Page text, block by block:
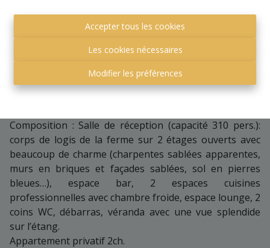
Accepter tous les cookies
Les cookies nécessaires
Modifier les préférences
d’agrandissement), le tout dans une nature boisée et
luxuriante. Vous serez littéralement charmé par cette
magnifique ferme transformée avec goût et dans les
règles de l’art ! Ne tardez pas à venir découvrir ce cadre
enchanteur… grand parking, jardin arboré, étang avec
terrasse en bois sur pilotis, pleine de jeux enfant,
Composition : Salle de réception (capacité 310 pers.):
corps de logis de la ferme sur 2 étages ouverts avec
beaucoup de charme (charpentes sablées apparentes,
murs en briques et façades sablées, sol en pierres
bleues…), espace bar, 2 espaces cuisines
professionnelles avec chambre froide, espace lounge, 2
coins WC, débarras, véranda avec une vue splendide
sur l’étang.
Appartement privatif 2ch.